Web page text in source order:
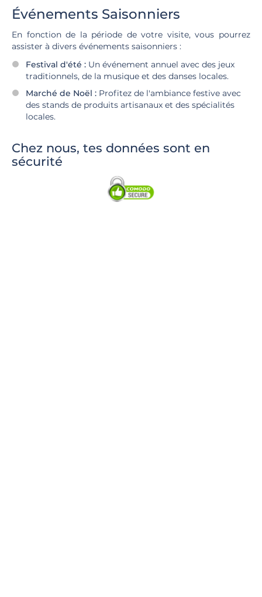
Événements Saisonniers
En fonction de la période de votre visite, vous pourrez
assister à divers événements saisonniers :
Festival d'été : Un événement annuel avec des jeux
traditionnels, de la musique et des danses locales.
Marché de Noël : Profitez de l'ambiance festive avec
des stands de produits artisanaux et des spécialités
locales.
Chez nous, tes données sont en
sécurité